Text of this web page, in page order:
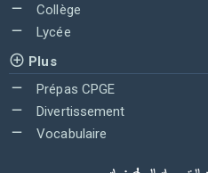
Collège
Lycée
Plus
Prépas CPGE
Divertissement
Vocabulaire